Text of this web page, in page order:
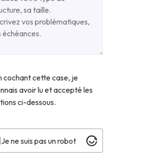
cochant cette case, je
avoir lu et accepté les
ci-dessous.
Je ne suis pas un robot